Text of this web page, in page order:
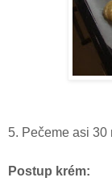
5. Pečeme asi 30
Postup krém: